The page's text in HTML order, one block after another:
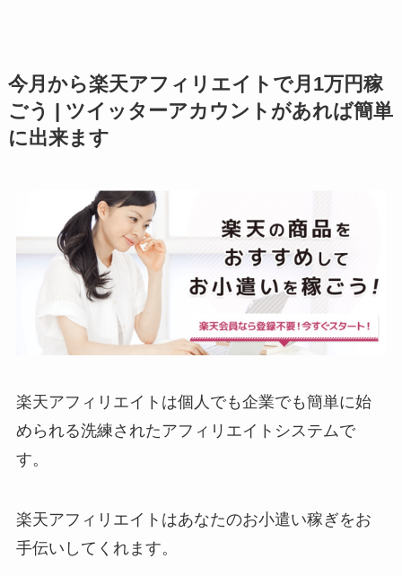
今月から楽天アフィリエイトで月1万円稼
ごう | ツイッターアカウントがあれば簡単
に出来ます
楽天アフィリエイトは個人でも企業でも簡単に始
められる洗練されたアフィリエイトシステムで
す。
楽天アフィリエイトはあなたのお小遣い稼ぎをお
手伝いしてくれます。